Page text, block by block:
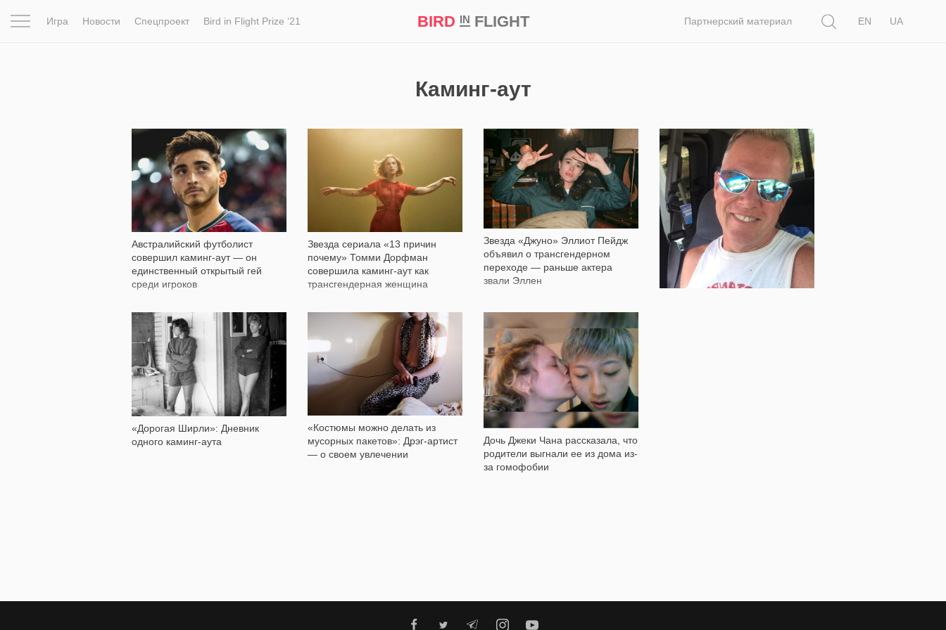
Игра Новости Спецпроект Bird in Flight Prize ‘21 BIRD INFLIGHT Партнерский материал
EN
UA
Каминг-аут
Австралийский футболист
совершил каминг-аут — он
единственный открытый гей
среди игроков
4 780
Звезда сериала «13 причин
почему» Томми Дорфман
совершила каминг-аут как
трансгендерная женщина
Звезда «Джуно» Эллиот Пейдж
объявил о трансгендерном
переходе — раньше актера
звали Эллен
20 441
«Дорогая Ширли»: Дневник
одного каминг-аута
8 929
«Костюмы можно делать из
мусорных пакетов»: Дрэг-артист
— о своем увлечении
Дочь Джеки Чана рассказала, что
родители выгнали ее из дома из-
за гомофобии